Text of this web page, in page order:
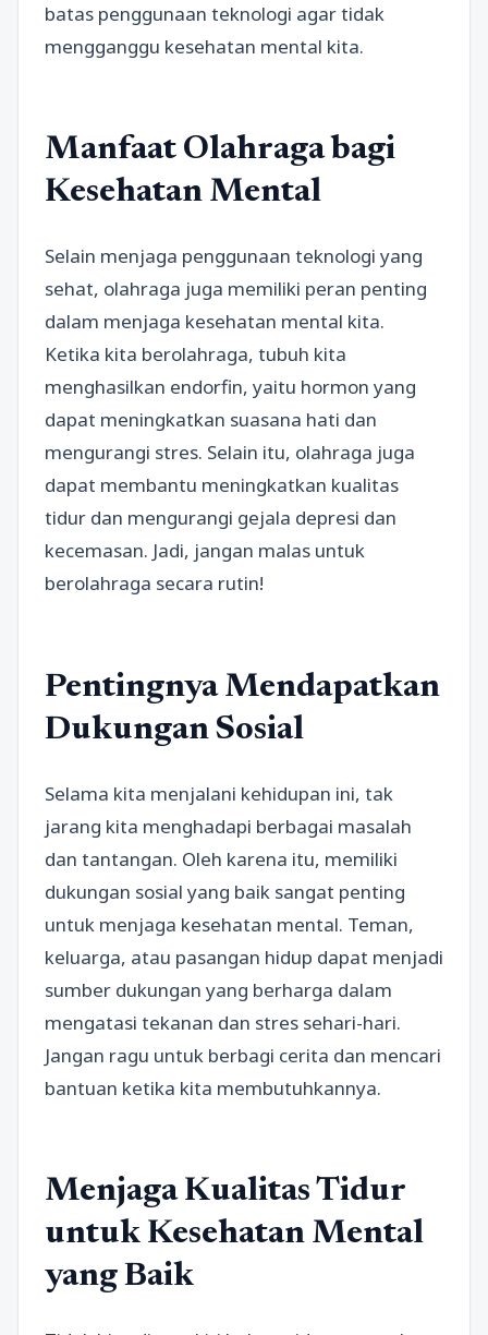
batas penggunaan teknologi agar tidak
mengganggu kesehatan mental kita.
Manfaat Olahraga bagi
Kesehatan Mental
Selain menjaga penggunaan teknologi yang
sehat, olahraga juga memiliki peran penting
dalam menjaga kesehatan mental kita.
Ketika kita berolahraga, tubuh kita
menghasilkan endorfin, yaitu hormon yang
dapat meningkatkan suasana hati dan
mengurangi stres. Selain itu, olahraga juga
dapat membantu meningkatkan kualitas
tidur dan mengurangi gejala depresi dan
kecemasan. Jadi, jangan malas untuk
berolahraga secara rutin!
Pentingnya Mendapatkan
Dukungan Sosial
Selama kita menjalani kehidupan ini, tak
jarang kita menghadapi berbagai masalah
dan tantangan. Oleh karena itu, memiliki
dukungan sosial yang baik sangat penting
untuk menjaga kesehatan mental. Teman,
keluarga, atau pasangan hidup dapat menjadi
sumber dukungan yang berharga dalam
mengatasi tekanan dan stres sehari-hari.
Jangan ragu untuk berbagi cerita dan mencari
bantuan ketika kita membutuhkannya.
Menjaga Kualitas Tidur
untuk Kesehatan Mental
yang Baik